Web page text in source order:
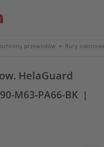
ochrony przewodów > Rury
HelaGuard
M63-PA66-BK |